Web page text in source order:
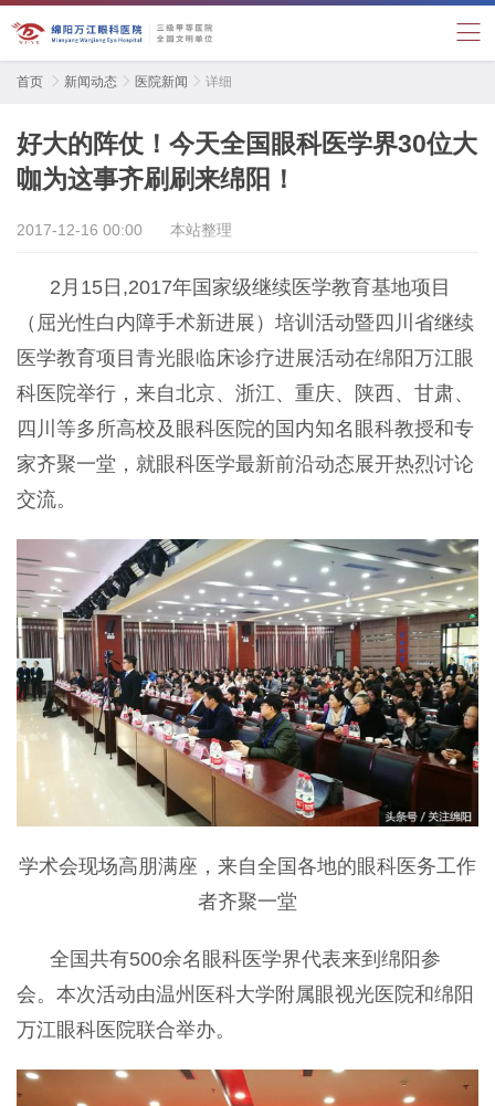
首页  新闻动态  医院新闻  详细
好大的阵仗！今天全国眼科医学界30位大
咖为这事齐刷刷来绵阳！
2017-12-16 00:00 本站整理
2月15日,2017年国家级继续医学教育基地项目
（屈光性白内障手术新进展）培训活动暨四川省继续
医学教育项目青光眼临床诊疗进展活动在绵阳万江眼
科医院举行，来自北京、浙江、重庆、陕西、甘肃、
四川等多所高校及眼科医院的国内知名眼科教授和专
家齐聚一堂，就眼科医学最新前沿动态展开热烈讨论
交流。
学术会现场高朋满座，来自全国各地的眼科医务工作
者齐聚一堂
全国共有500余名眼科医学界代表来到绵阳参
会。本次活动由温州医科大学附属眼视光医院和绵阳
万江眼科医院联合举办。